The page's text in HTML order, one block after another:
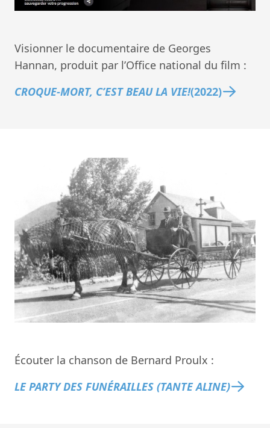
Visionner le documentaire de Georges
Hannan, produit par l’Office national du film :
CROQUE-MORT, C’EST BEAU LA VIE!(2022)
Écouter la chanson de Bernard Proulx :
LE PARTY DES FUNÉRAILLES (TANTE ALINE)